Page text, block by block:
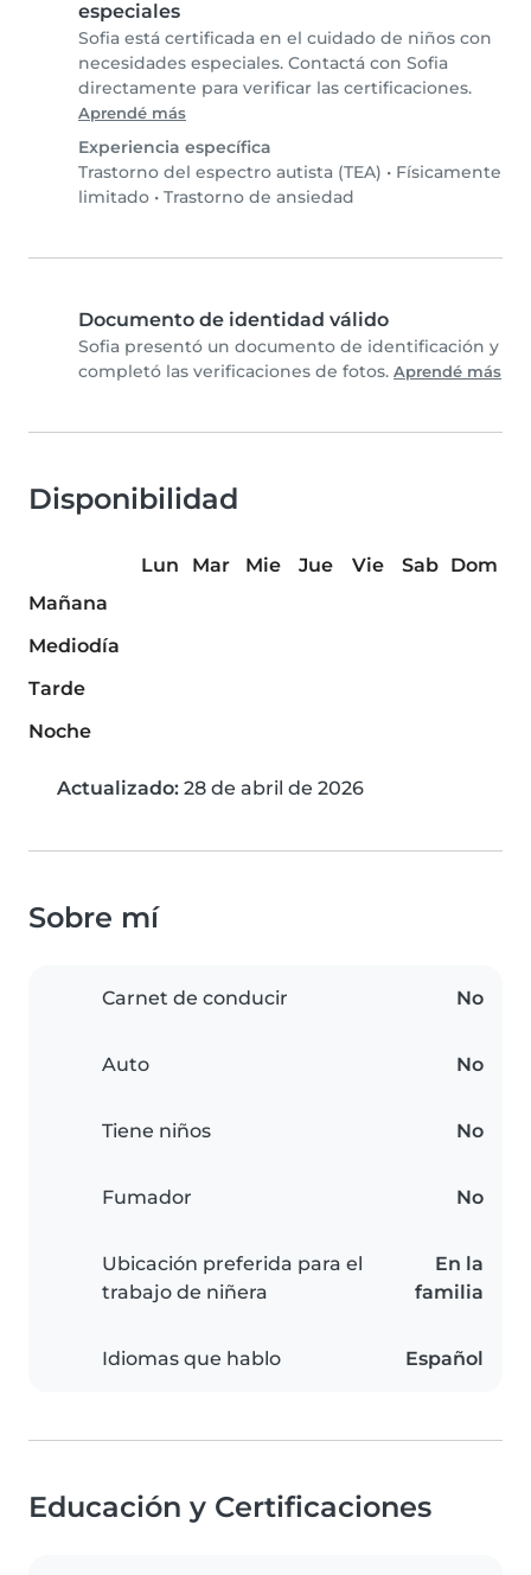
especiales
Sofia está certificada en el cuidado de niños con
necesidades especiales. Contactá con Sofia
directamente para verificar las certificaciones.
Aprendé más
Experiencia específica
Trastorno del espectro autista (TEA) • Físicamente
limitado • Trastorno de ansiedad
Documento de identidad válido
Sofia presentó un documento de identificación y
completó las verificaciones de fotos. Aprendé más
Disponibilidad
Lun Mar Mie Jue Vie Sab
Dom
Mañana
Mediodía
Tarde
Noche
Actualizado: 28 de abril de 2026
Sobre mí
Carnet de conducir No
Auto No
Tiene niños No
Fumador No
Ubicación preferida para el
trabajo de niñera
En la
familia
Idiomas que hablo Español
Educación y Certificaciones